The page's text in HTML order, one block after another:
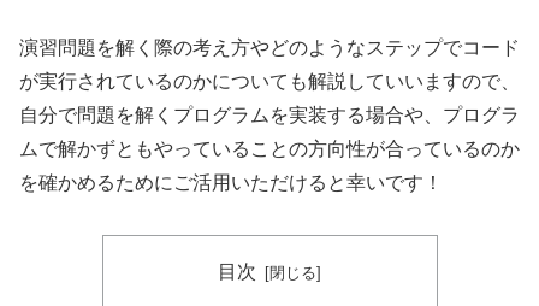
演習問題を解く際の考え方やどのようなステップでコード
が実行されているのかについても解説していいますので、
自分で問題を解くプログラムを実装する場合や、プログラ
ムで解かずともやっていることの方向性が合っているのか
を確かめるためにご活用いただけると幸いです！
目次